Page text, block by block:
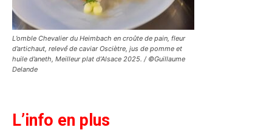
L’omble Chevalier du Heimbach en croûte de pain, fleur
d’artichaut, relevé́ de caviar Osciètre, jus de pomme et
huile d’aneth, Meilleur plat d’Alsace 2025. / ©Guillaume
Delande
L’info en plus